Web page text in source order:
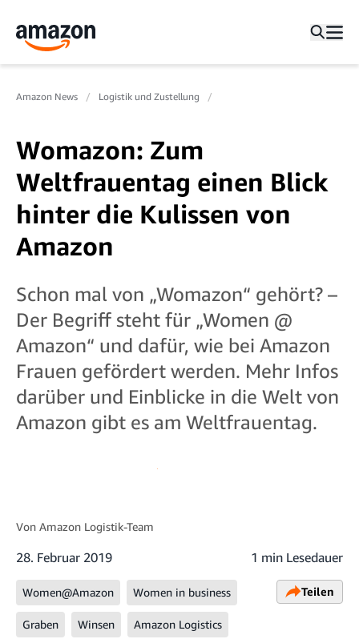
Amazon News Logistik und Zustellung
Womazon: Zum
Weltfrauentag einen Blick
hinter die Kulissen von
Amazon
Schon mal von „Womazon“ gehört? –
Der Begriff steht für „Women @
Amazon“ und dafür, wie bei Amazon
Frauen gefördert werden. Mehr Infos
darüber und Einblicke in die Welt von
Amazon gibt es am Weltfrauentag.
Von Amazon Logistik-Team
28. Februar 2019 1 min Lesedauer
Women@Amazon Women in business
Graben Winsen Amazon Logistics
Teilen